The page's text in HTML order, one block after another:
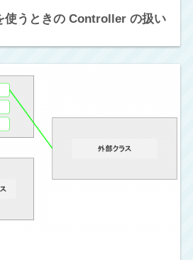
うときの Controller の扱い